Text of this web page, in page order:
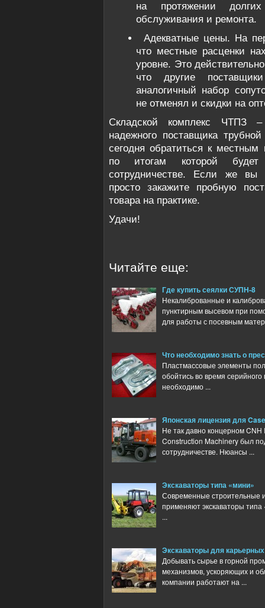
на протяжении
обслуживания и ремонта.
Адекватные цены. На
что местные расценки
уровне. Это
что другие
аналогичный набор
не отменял и скидки на
Складской комплекс ЧТПЗ
надежного поставщика
сегодня обратиться к
по итогам которой
сотрудничестве. Если же вы
просто закажите пробную
товара на практике.
Удачи!
Читайте еще:
Где купить сеялки СУПН-8
Некалиброванные и
пунктирным высевом при
для работы с посевным
Что необходимо знать о
Пластмассовые элементы
обойтись во время
необходимо ...
Японская лицензия для
Не так давно концерном
Construction Machinery был
сотрудничестве. Нюансы ...
Экскаваторы типа «мини»
Современные строительные
применяют экскаваторы
...
Экскаваторы для
Добывать сырье в горной
механизмов, ускоряющих и
компании работают на ...